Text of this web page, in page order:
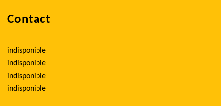
Contact
indisponible
indisponible
indisponible
indisponible